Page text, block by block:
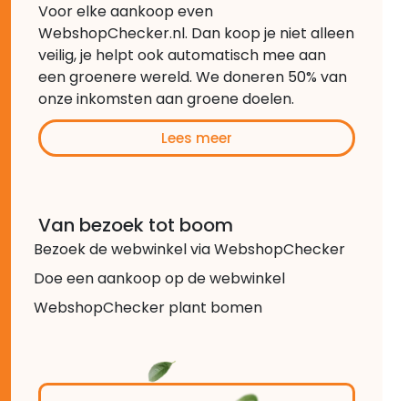
Voor elke aankoop even
WebshopChecker.nl. Dan koop je niet alleen
veilig, je helpt ook automatisch mee aan
een groenere wereld. We doneren 50% van
onze inkomsten aan groene doelen.
Lees meer
Van bezoek tot boom
Bezoek de webwinkel via WebshopChecker
Doe een aankoop op de webwinkel
WebshopChecker plant bomen